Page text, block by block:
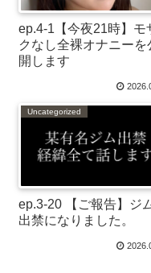
ep.4-1【今夜21時】モ
クなし全裸オナニーを
開します
Uncategorized
ep.3-20 【ご報告】ジ
出禁になりました。